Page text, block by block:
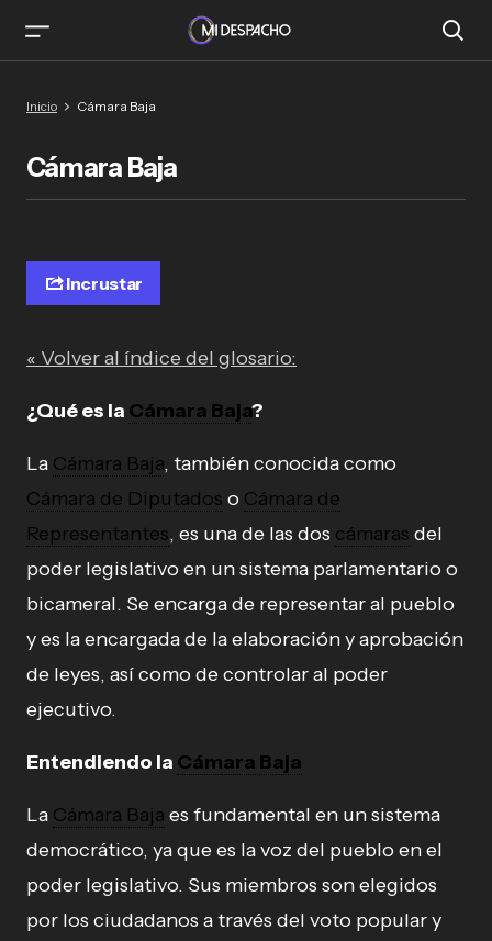
Inicio Cámara Baja
Cámara Baja
Incrustar
« Volver al índice del glosario:
¿Qué es la Cámara Baja?
La Cámara Baja, también conocida como
Cámara de Diputados o Cámara de
Representantes, es una de las dos cámaras del
poder legislativo en un sistema parlamentario o
bicameral. Se encarga de representar al pueblo
y es la encargada de la elaboración y aprobación
de leyes, así como de controlar al poder
ejecutivo.
Entendiendo la Cámara Baja
La Cámara Baja es fundamental en un sistema
democrático, ya que es la voz del pueblo en el
poder legislativo. Sus miembros son elegidos
por los ciudadanos a través del voto popular y